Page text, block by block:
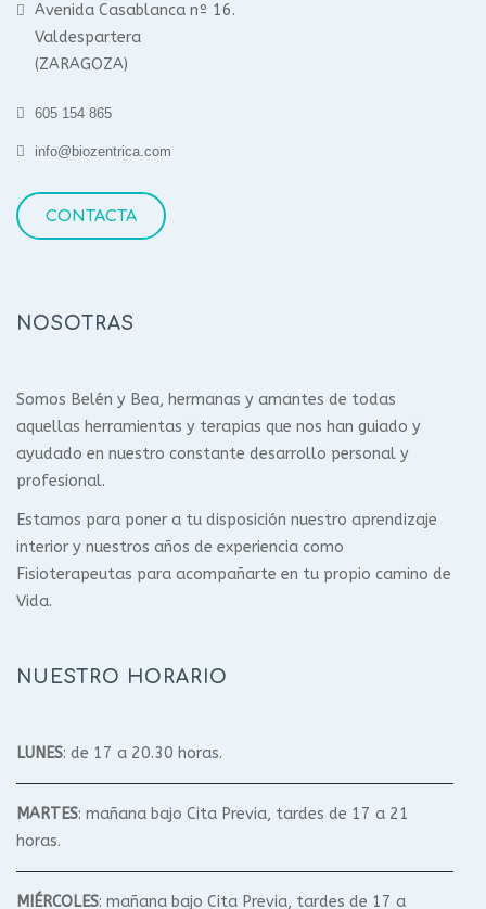
Avenida Casablanca nº 16.
Valdespartera
(ZARAGOZA)
605 154 865
info@biozentrica.com
CONTACTA
NOSOTRAS
Somos Belén y Bea, hermanas y amantes de todas
aquellas herramientas y terapias que nos han guiado y
ayudado en nuestro constante desarrollo personal y
profesional.
Estamos para poner a tu disposición nuestro aprendizaje
interior y nuestros años de experiencia como
Fisioterapeutas para acompañarte en tu propio camino de
Vida.
NUESTRO HORARIO
LUNES: de 17 a 20.30 horas.
MARTES: mañana bajo Cita Previa, tardes de 17 a 21
horas.
MIÉRCOLES: mañana bajo Cita Previa, tardes de 17 a